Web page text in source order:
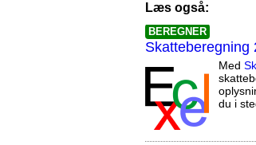
Læs også:
BEREGNER
Skatteberegning
Med
du i